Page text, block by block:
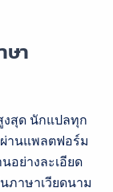
ษา
สุด นักแปลทุก
านแพลตฟอร์ม
อย่างละเอียด
ภาษาเวียดนาม